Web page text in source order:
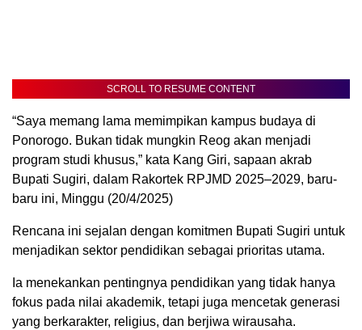
SCROLL TO RESUME CONTENT
“Saya memang lama memimpikan kampus budaya di
Ponorogo. Bukan tidak mungkin Reog akan menjadi
program studi khusus,” kata Kang Giri, sapaan akrab
Bupati Sugiri, dalam Rakortek RPJMD 2025–2029, baru-
baru ini, Minggu (20/4/2025)
Rencana ini sejalan dengan komitmen Bupati Sugiri untuk
menjadikan sektor pendidikan sebagai prioritas utama.
Ia menekankan pentingnya pendidikan yang tidak hanya
fokus pada nilai akademik, tetapi juga mencetak generasi
yang berkarakter, religius, dan berjiwa wirausaha.